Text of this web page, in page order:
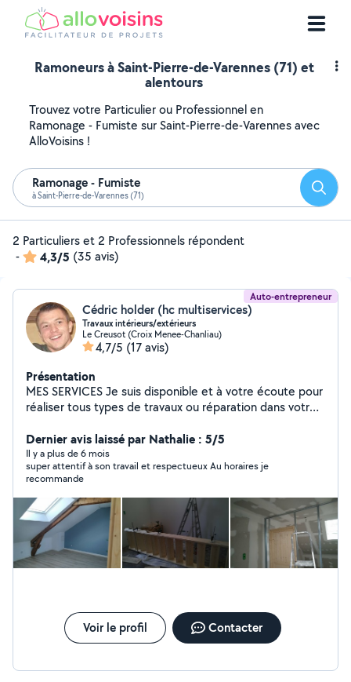
Ramoneurs à Saint-Pierre-de-Varennes (71) et
alentours
Trouvez votre Particulier ou Professionnel en
Ramonage - Fumiste sur Saint-Pierre-de-Varennes avec
AlloVoisins !
Ramonage - Fumiste
à Saint-Pierre-de-Varennes (71)
2 Particuliers et 2 Professionnels répondent
-
4,3/5 (35 avis)
Auto-entrepreneur
Cédric holder (hc multiservices)
Travaux intérieurs/extérieurs
Le Creusot (Croix Menee-Chanliau)
4,7/5 (17 avis)
Présentation
MES SERVICES Je suis disponible et à votre écoute pour
réaliser tous types de travaux ou réparation dans votre
que vous ne voulez/pouvez pas exécuter vous-même.
J'étudierai avec vous le projet et nous déciderons
ensemble de sa réalisation Possibilité de bénéficier du
crédit impôt 50% immédiat par une coopérative.
Location matériel
Dernier avis laissé par Nathalie : 5/5
Il y a plus de 6 mois
super attentif à son travail et respectueux Au horaires je
recommande
Voir le profil Contacter